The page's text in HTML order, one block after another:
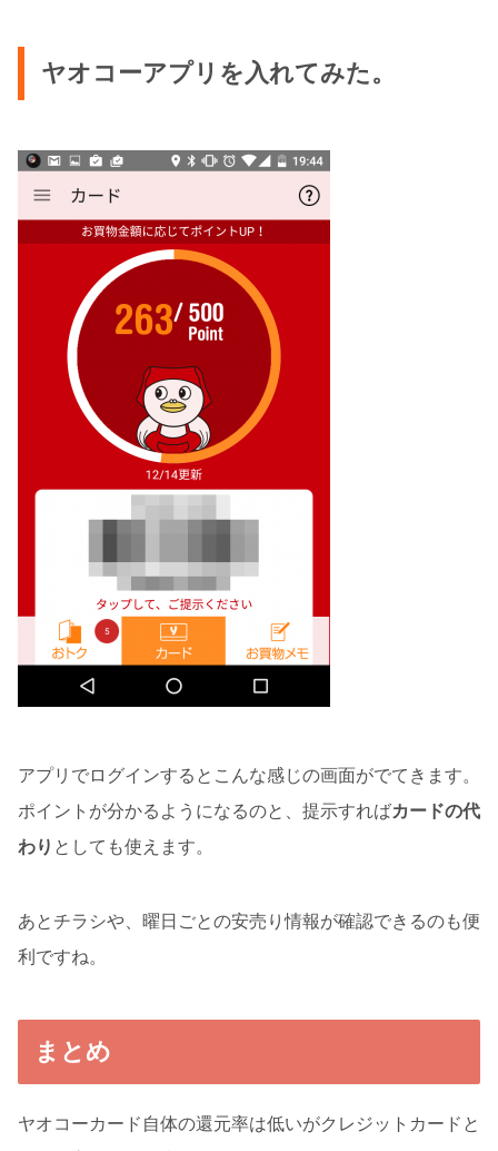
ヤオコーアプリを入れてみた。
アプリでログインするとこんな感じの画面がでてきます。
ポイントが分かるようになるのと、提示すればカードの代
わり としても使えます。
あとチラシや、曜日ごとの安売り情報が確認できるのも便
利ですね。
まとめ
ヤオコーカード自体の還元率は低いがクレジットカードと